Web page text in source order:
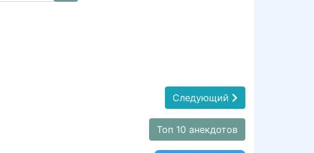
Следующий
Топ 10 анекдотов